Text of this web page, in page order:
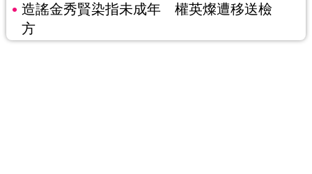
造謠金秀賢染指未成年 權英燦遭移送檢
方